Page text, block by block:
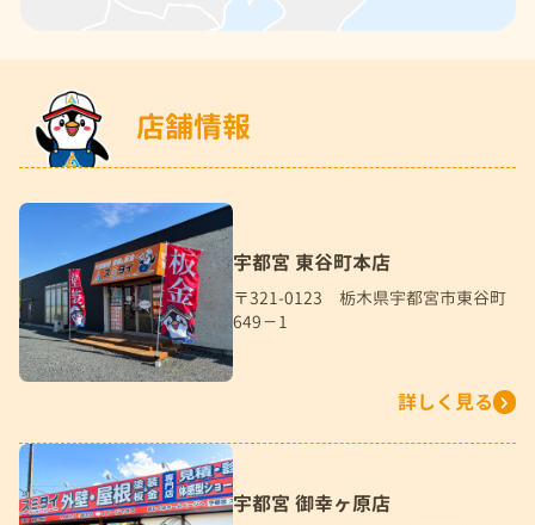
店舗情報
宇都宮 東谷町本店
〒321-0123 栃木県宇都宮市東谷町
649－1
詳しく見る
宇都宮 御幸ヶ原店